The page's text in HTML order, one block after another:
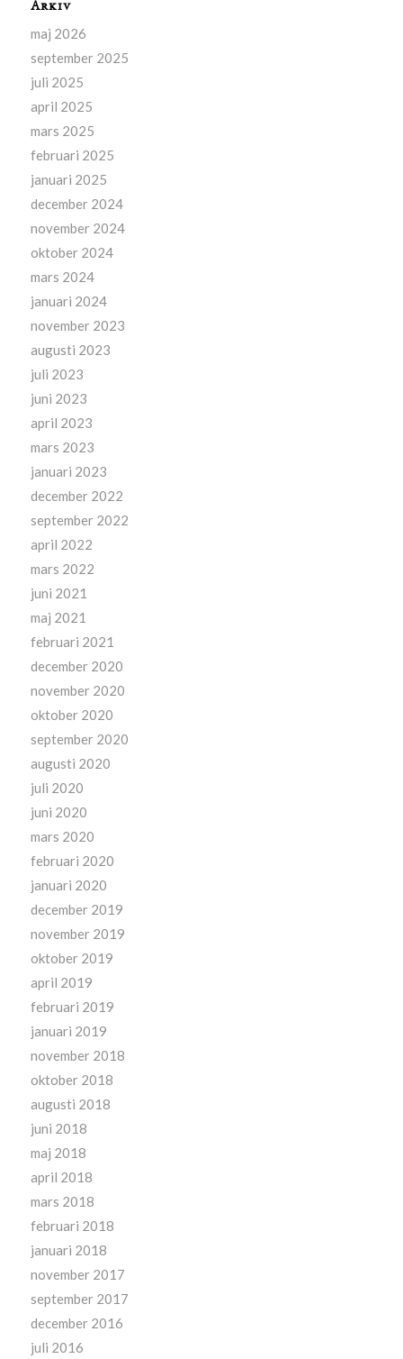
Arkiv
maj 2026
september 2025
juli 2025
april 2025
mars 2025
februari 2025
januari 2025
december 2024
november 2024
oktober 2024
mars 2024
januari 2024
november 2023
augusti 2023
juli 2023
juni 2023
april 2023
mars 2023
januari 2023
december 2022
september 2022
april 2022
mars 2022
juni 2021
maj 2021
februari 2021
december 2020
november 2020
oktober 2020
september 2020
augusti 2020
juli 2020
juni 2020
mars 2020
februari 2020
januari 2020
december 2019
november 2019
oktober 2019
april 2019
februari 2019
januari 2019
november 2018
oktober 2018
augusti 2018
juni 2018
maj 2018
april 2018
mars 2018
februari 2018
januari 2018
november 2017
september 2017
december 2016
juli 2016